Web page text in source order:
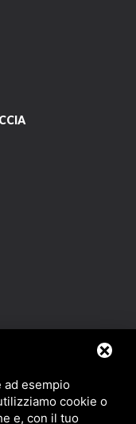
ad esempio
cookie o
e, con il tuo